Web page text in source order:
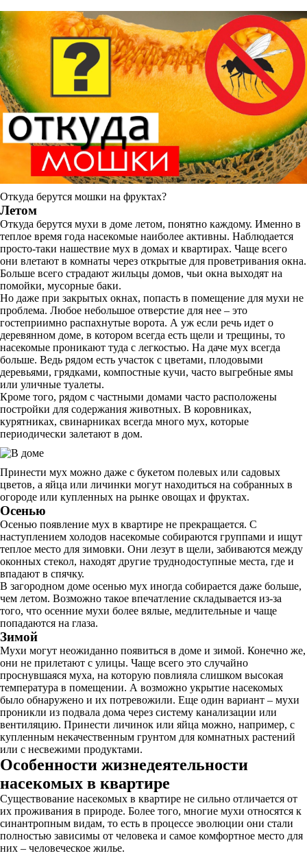
Откуда берутся мошки на фруктах?
Летом
Откуда берутся мухи в доме летом, понятно каждому. Именно в
теплое время года насекомые наиболее активны. Наблюдается
просто-таки нашествие мух в домах и квартирах. Чаще всего
они влетают в комнаты через открытые для проветривания окна.
Больше всего страдают жильцы домов, чьи окна выходят на
помойки, мусорные баки.
Но даже при закрытых окнах, попасть в помещение для мухи не
проблема. Любое небольшое отверстие для нее – это
гостеприимно распахнутые ворота. А уж если речь идет о
деревянном доме, в котором всегда есть щели и трещины, то
насекомые проникают туда с легкостью. На даче мух всегда
больше. Ведь рядом есть участок с цветами, плодовыми
деревьями, грядками, компостные кучи, часто выгребные ямы
или уличные туалеты.
Кроме того, рядом с частными домами часто расположены
постройки для содержания животных. В коровниках,
курятниках, свинарниках всегда много мух, которые
периодически залетают в дом.
Принести мух можно даже с букетом полевых или садовых
цветов, а яйца или личинки могут находиться на собранных в
огороде или купленных на рынке овощах и фруктах.
Осенью
Осенью появление мух в квартире не прекращается. С
наступлением холодов насекомые собираются группами и ищут
теплое место для зимовки. Они лезут в щели, забиваются между
оконных стекол, находят другие труднодоступные места, где и
впадают в спячку.
В загородном доме осенью мух иногда собирается даже больше,
чем летом. Возможно такое впечатление складывается из-за
того, что осенние мухи более вялые, медлительные и чаще
попадаются на глаза.
Зимой
Мухи могут неожиданно появиться в доме и зимой. Конечно же,
они не прилетают с улицы. Чаще всего это случайно
проснувшаяся муха, на которую повлияла слишком высокая
температура в помещении. А возможно укрытие насекомых
было обнаружено и их потревожили. Еще один вариант – мухи
проникли из подвала дома через систему канализации или
вентиляцию. Принести личинок или яйца можно, например, с
купленным некачественным грунтом для комнатных растений
или с несвежими продуктами.
Особенности жизнедеятельности
насекомых в квартире
Существование насекомых в квартире не сильно отличается от
их проживания в природе. Более того, многие мухи относятся к
синантропным видам, то есть в процессе эволюции они стали
полностью зависимы от человека и самое комфортное место для
них – человеческое жилье.